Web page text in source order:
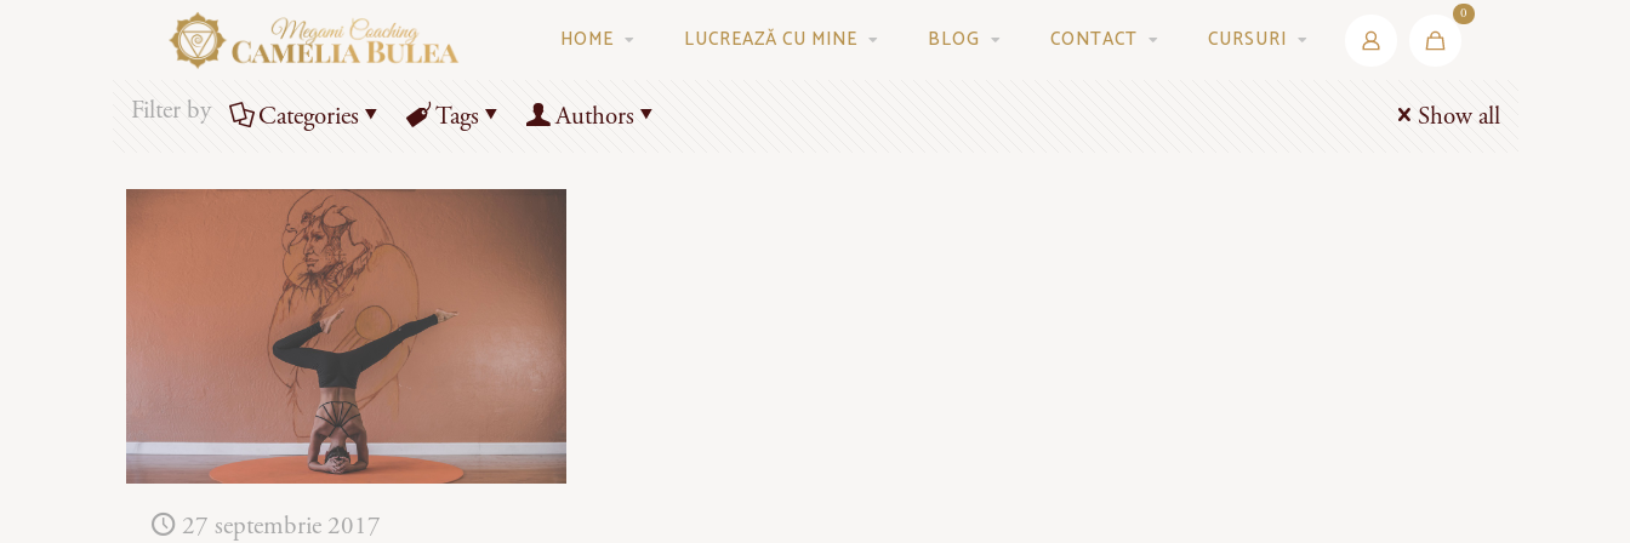
HOME LUCREAZĂ CU MINE BLOG CONTACT CURSURI
0
Filter by Categories Tags Authors Show all
27 septembrie 2017